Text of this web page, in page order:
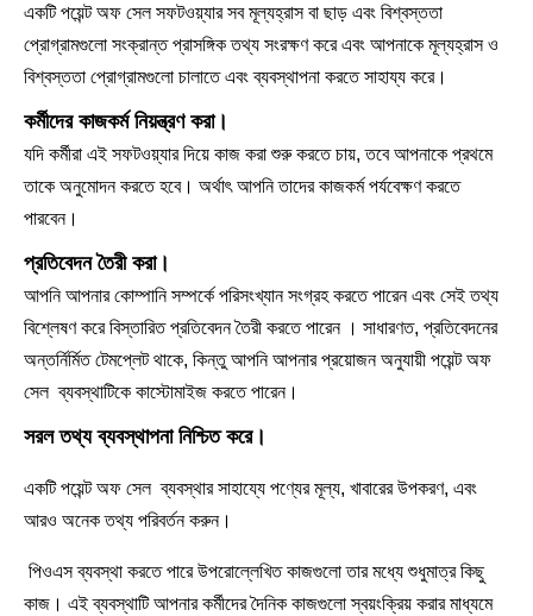
একটি পয়েন্ট অফ সেল সফটওয়্যার সব মূল্যহ্রাস বা ছাড় এবং বিশ্বস্ততা
প্রোগ্রামগুলো সংক্রান্ত প্রাসঙ্গিক তথ্য সংরক্ষণ করে এবং আপনাকে মূল্যহ্রাস ও
বিশ্বস্ততা প্রোগ্রামগুলো চালাতে এবং ব্যবস্থাপনা করতে সাহায্য করে।
কর্মীদের কাজকর্ম নিয়ন্ত্রণ করা।
যদি কর্মীরা এই সফটওয়্যার দিয়ে কাজ করা শুরু করতে চায়, তবে আপনাকে প্রথমে
তাকে অনুমোদন করতে হবে। অর্থাৎ আপনি তাদের কাজকর্ম পর্যবেক্ষণ করতে
পারবেন।
প্রতিবেদন তৈরী করা।
আপনি আপনার কোম্পানি সম্পর্কে পরিসংখ্যান সংগ্রহ করতে পারেন এবং সেই তথ্য
বিশ্লেষণ করে বিস্তারিত প্রতিবেদন তৈরী করতে পারেন । সাধারণত, প্রতিবেদনের
অন্তর্নির্মিত টেমপ্লেট থাকে, কিন্তু আপনি আপনার প্রয়োজন অনুযায়ী পয়েন্ট অফ
সেল ব্যবস্থাটিকে কাস্টোমাইজ করতে পারেন।
সরল তথ্য ব্যবস্থাপনা নিশ্চিত করে।
একটি পয়েন্ট অফ সেল ব্যবস্থার সাহায্যে পণ্যের মূল্য, খাবারের উপকরণ, এবং
আরও অনেক তথ্য পরিবর্তন করুন।
পিওএস ব্যবস্থা করতে পারে উপরোল্লেখিত কাজগুলো তার মধ্যে শুধুমাত্র কিছু
কাজ। এই ব্যবস্থাটি আপনার কর্মীদের দৈনিক কাজগুলো স্বয়ংক্রিয় করার মাধ্যমে